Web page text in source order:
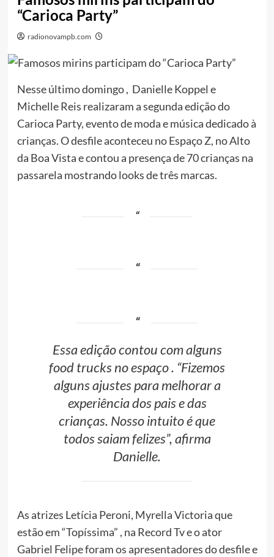
“Carioca Party”
radionovampb.com
Nesse último domingo , Danielle Koppel e
Michelle Reis realizaram a segunda edição do
Carioca Party, evento de moda e música dedicado à
crianças. O desfile aconteceu no Espaço Z, no Alto
da Boa Vista e contou a presença de 70 crianças na
passarela mostrando looks de três marcas.
Essa edição contou com alguns
food trucks no espaço . “Fizemos
alguns ajustes para melhorar a
experiência dos pais e das
crianças. Nosso intuito é que
todos saiam felizes”, afirma
Danielle.
As atrizes Letícia Peroni, Myrella Victoria que
estão em “Topíssima” , na Record Tv e o ator
Gabriel Felipe foram os apresentadores do desfile e